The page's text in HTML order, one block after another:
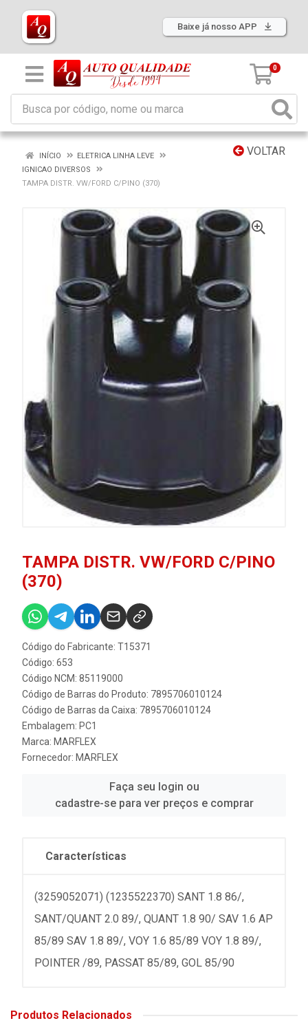
Baixe já nosso APP
0
VOLTAR
INÍCIO
ELETRICA LINHA LEVE
IGNICAO DIVERSOS
TAMPA DISTR. VW/FORD C/PINO (370)
TAMPA DISTR. VW/FORD C/PINO
(370)
Código do Fabricante: T15371
Código: 653
Código NCM: 85119000
Código de Barras do Produto: 7895706010124
Código de Barras da Caixa: 7895706010124
Embalagem: PC1
Marca: MARFLEX
Fornecedor: MARFLEX
Faça seu login ou
cadastre-se para ver preços e comprar
Características
(3259052071) (1235522370) SANT 1.8 86/,
SANT/QUANT 2.0 89/, QUANT 1.8 90/ SAV 1.6 AP
85/89 SAV 1.8 89/, VOY 1.6 85/89 VOY 1.8 89/,
POINTER /89, PASSAT 85/89, GOL 85/90
Produtos Relacionados